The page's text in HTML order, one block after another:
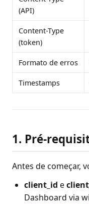
(API)
Content-Type
(token)
Formato de erros
Timestamps
1. Pré-
Antes de começar,
client_id e
Dashboard via